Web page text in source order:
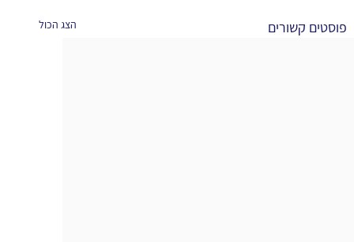
פוסטים קשורים הצג הכול